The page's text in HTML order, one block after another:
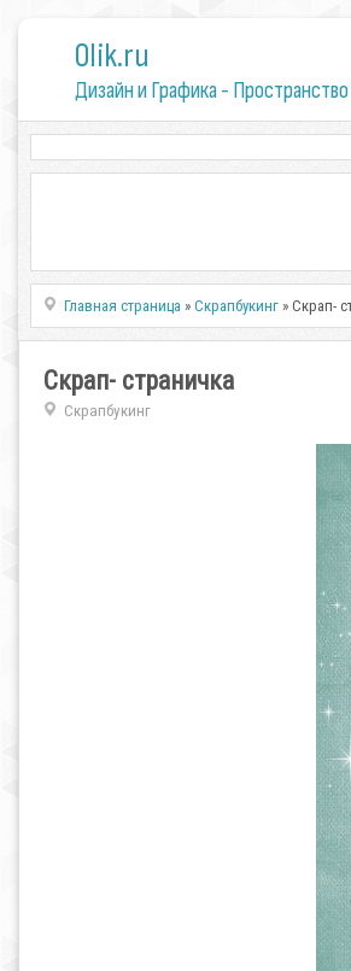
0lik.ru
Дизайн и Графика -
Главная страница »Скрапбукинг » Скрап-
Скрап- страничка
Скрапбукинг